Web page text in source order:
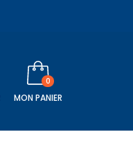
0
MON PANIER